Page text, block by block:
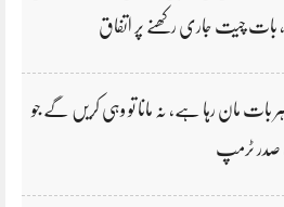
بات چیت جاری رکھنے پر اتفاق
بات مان رہا ہے، نہ مانا تو وہی کریں گے جو
ٹرمپ